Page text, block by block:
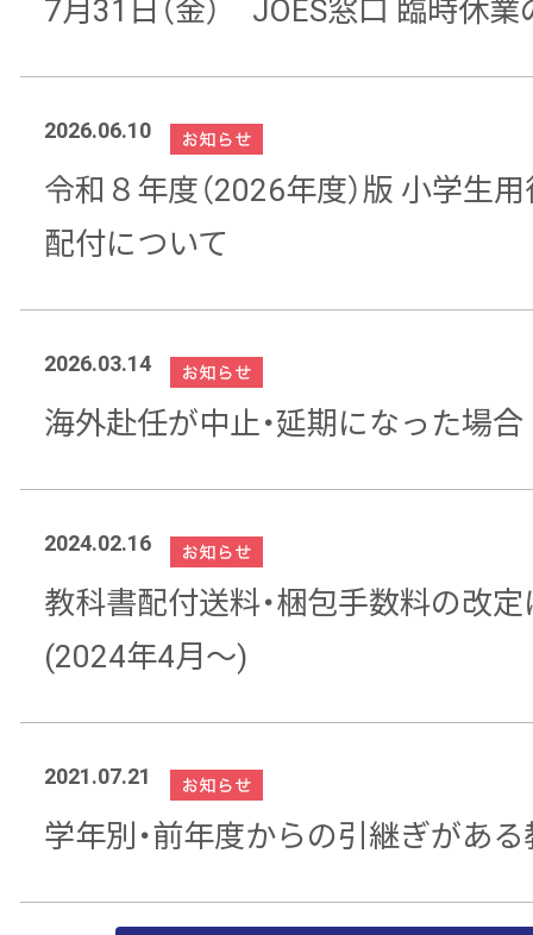
7月31日（金） JOES窓口 臨時休業
2026.06.10
令和８年度（2026年度）版 小学生
配付について
2026.03.14
海外赴任が中止・延期になった場合
2024.02.16
教科書配付送料・梱包手数料の改
(2024年4月～)
2021.07.21
学年別・前年度からの引継ぎがあ